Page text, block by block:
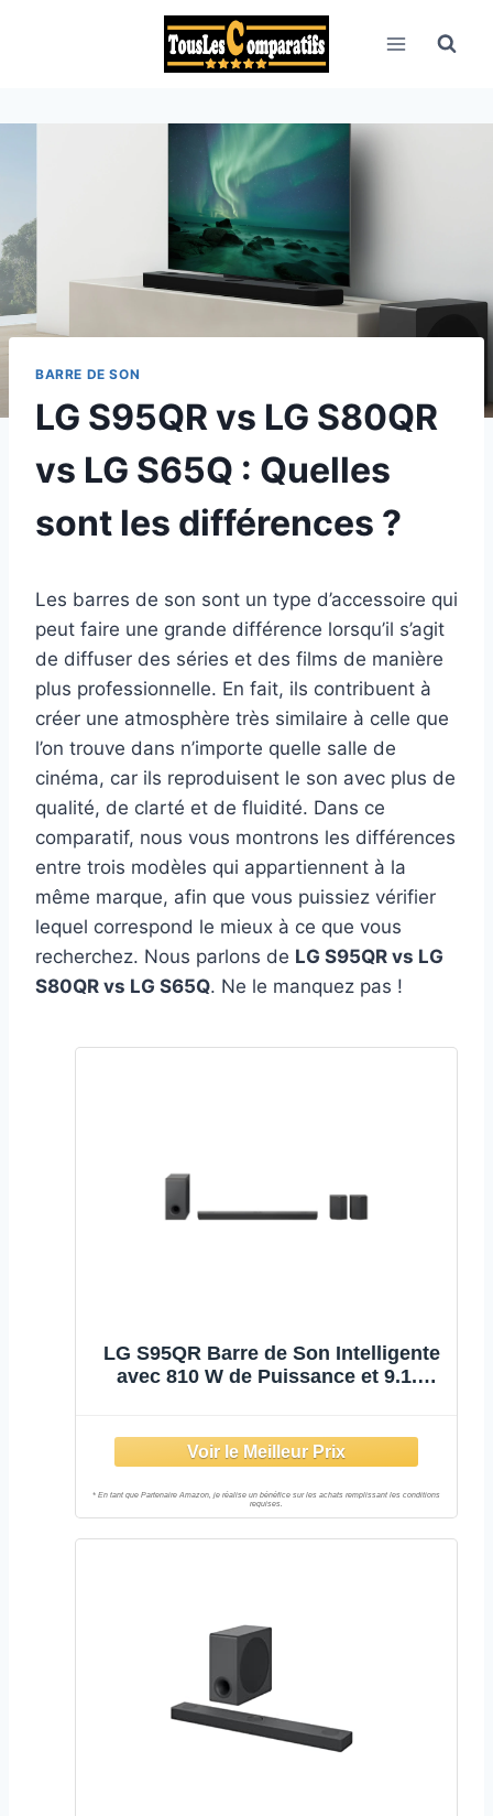
BARRE DE SON
LG S95QR vs LG S80QR
vs LG S65Q : Quelles
sont les différences ?
Les barres de son sont un type d’accessoire qui
peut faire une grande différence lorsqu’il s’agit
de diffuser des séries et des films de manière
plus professionnelle. En fait, ils contribuent à
créer une atmosphère très similaire à celle que
l’on trouve dans n’importe quelle salle de
cinéma, car ils reproduisent le son avec plus de
qualité, de clarté et de fluidité. Dans ce
comparatif, nous vous montrons les différences
entre trois modèles qui appartiennent à la
même marque, afin que vous puissiez vérifier
lequel correspond le mieux à ce que vous
recherchez. Nous parlons de LG S95QR vs LG
S80QR vs LG S65Q. Ne le manquez pas !
LG S95QR Barre de Son Intelligente
avec 810 W de Puissance et 9.1.5
Surround Dolby Atmos, DST:X et
IMAX